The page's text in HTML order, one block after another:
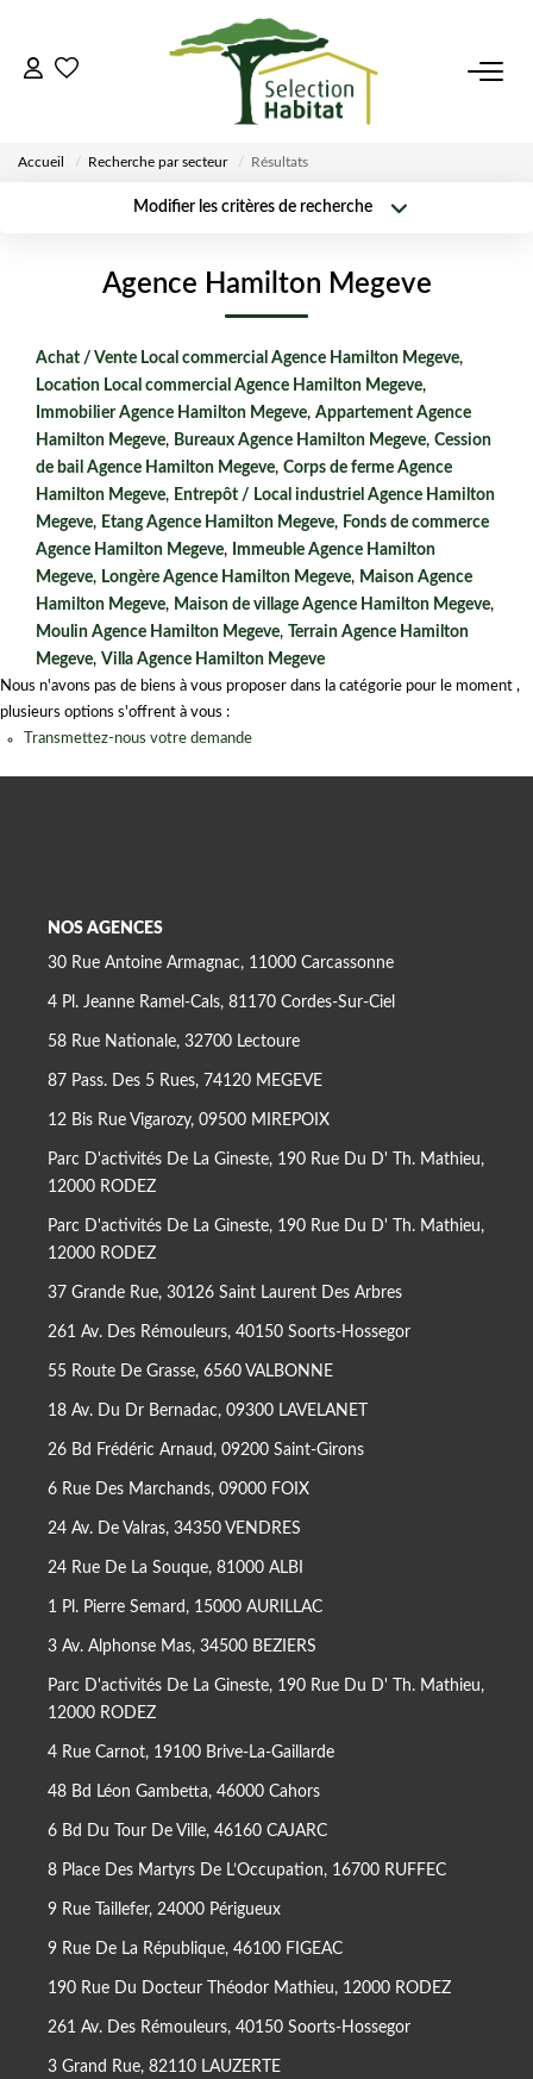
ACCUEIL
NOUS REJOINDRE
CONTACT
EN
Accueil Recherche par secteur Résultats
Modifier les critères de recherche
transaction
Créer une
Agence Hamilton Megeve
Achat / Vente Local commercial Agence Hamilton Megeve,
Location Local commercial Agence Hamilton Megeve,
Immobilier Agence Hamilton Megeve, Appartement Agence
Hamilton Megeve, Bureaux Agence Hamilton Megeve, Cession
de bail Agence Hamilton Megeve, Corps de ferme Agence
Hamilton Megeve, Entrepôt / Local industriel Agence Hamilton
Megeve, Etang Agence Hamilton Megeve, Fonds de commerce
Agence Hamilton Megeve, Immeuble Agence Hamilton
Megeve, Longère Agence Hamilton Megeve, Maison Agence
Hamilton Megeve, Maison de village Agence Hamilton Megeve,
Moulin Agence Hamilton Megeve, Terrain Agence Hamilton
Megeve, Villa Agence Hamilton Megeve
Nous n'avons pas de biens à vous proposer dans la catégorie pour le moment ,
plusieurs options s'offrent à vous :
Transmettez-nous votre demande
NOS AGENCES
30 Rue Antoine Armagnac, 11000 Carcassonne
4 Pl. Jeanne Ramel-Cals, 81170 Cordes-Sur-Ciel
58 Rue Nationale, 32700 Lectoure
87 Pass. Des 5 Rues, 74120 MEGEVE
12 Bis Rue Vigarozy, 09500 MIREPOIX
Parc D'activités De La Gineste, 190 Rue Du D' Th. Mathieu,
12000 RODEZ
Parc D'activités De La Gineste, 190 Rue Du D' Th. Mathieu,
12000 RODEZ
37 Grande Rue, 30126 Saint Laurent Des Arbres
261 Av. Des Rémouleurs, 40150 Soorts-Hossegor
55 Route De Grasse, 6560 VALBONNE
18 Av. Du Dr Bernadac, 09300 LAVELANET
26 Bd Frédéric Arnaud, 09200 Saint-Girons
6 Rue Des Marchands, 09000 FOIX
24 Av. De Valras, 34350 VENDRES
24 Rue De La Souque, 81000 ALBI
1 Pl. Pierre Semard, 15000 AURILLAC
3 Av. Alphonse Mas, 34500 BEZIERS
Parc D'activités De La Gineste, 190 Rue Du D' Th. Mathieu,
12000 RODEZ
4 Rue Carnot, 19100 Brive-La-Gaillarde
48 Bd Léon Gambetta, 46000 Cahors
6 Bd Du Tour De Ville, 46160 CAJARC
8 Place Des Martyrs De L’Occupation, 16700 RUFFEC
9 Rue Taillefer, 24000 Périgueux
9 Rue De La République, 46100 FIGEAC
190 Rue Du Docteur Théodor Mathieu, 12000 RODEZ
261 Av. Des Rémouleurs, 40150 Soorts-Hossegor
3 Grand Rue, 82110 LAUZERTE